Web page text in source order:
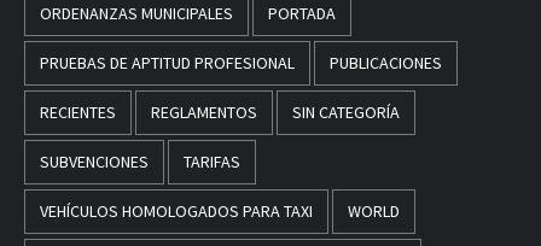
ORDENANZAS MUNICIPALES PORTADA
PRUEBAS DE APTITUD PROFESIONAL PUBLICACIONES
RECIENTES REGLAMENTOS SIN CATEGORÍA
SUBVENCIONES TARIFAS
VEHÍCULOS HOMOLOGADOS PARA TAXI WORLD